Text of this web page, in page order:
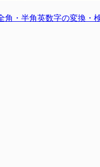
角・半角英数字の変換・